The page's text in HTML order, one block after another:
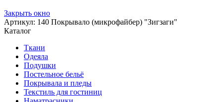
Закрыть окно
Артикул: 140 Покрывало (микрофайбер) "Зигзаги"
Каталог
Ткани
Одеяла
Подушки
Постельное бельё
Покрывала и пледы
Текстиль для гостиниц